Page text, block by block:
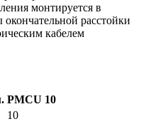
монтируется в
расстойки
кабелем
PMCU 10
10